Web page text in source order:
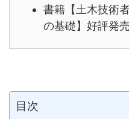
書籍【土木技術
の基礎】好評発売
目次